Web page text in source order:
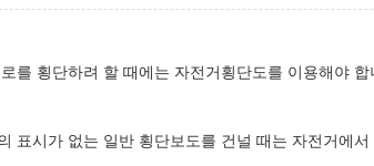
를 횡단하려 할 때에는 자전거횡단도를 이용해야 합
표시가 없는 일반 횡단보도를 건널 때는 자전거에